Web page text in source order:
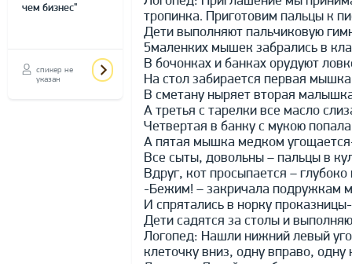
чем бизнес"
спикер не
указан
тропинка. Приготовим пальцы к
Дети выполняют пальчиковую
5маленких мышек забрались в
В бочонках и банках орудуют
На стол забирается первая
В сметану ныряет вторая
А третья с тарелки все масло
Четвертая в банку с мукою
А пятая мышка медком
Все сыты, довольны – пальцы в
Вдруг, кот просыпается –
-Бежим! – закричала подружкам
И спрятались в норку
Дети садятся за столы и
Логопед: Нашли нижний левый
клеточку вниз, одну вправо, одну